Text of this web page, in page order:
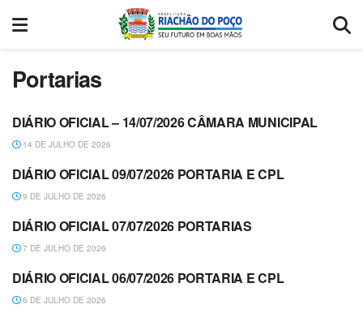
Portarias
DIÁRIO OFICIAL
DIÁRIO OFICIAL – 14/07/2026 CÂMARA MUNICIPAL
14 DE JULHO DE 2026
DIÁRIO OFICIAL
DIÁRIO OFICIAL 09/07/2026 PORTARIA E CPL
9 DE JULHO DE 2026
DIÁRIO OFICIAL
DIÁRIO OFICIAL 07/07/2026 PORTARIAS
7 DE JULHO DE 2026
DIÁRIO OFICIAL
DIÁRIO OFICIAL 06/07/2026 PORTARIA E CPL
6 DE JULHO DE 2026